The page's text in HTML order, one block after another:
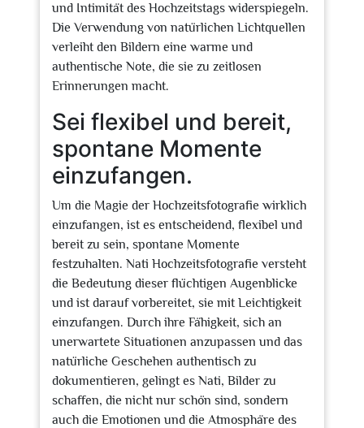
und Intimität des Hochzeitstags widerspiegeln.
Die Verwendung von natürlichen Lichtquellen
verleiht den Bildern eine warme und
authentische Note, die sie zu zeitlosen
Erinnerungen macht.
Sei flexibel und bereit,
spontane Momente
einzufangen.
Um die Magie der Hochzeitsfotografie wirklich
einzufangen, ist es entscheidend, flexibel und
bereit zu sein, spontane Momente
festzuhalten. Nati Hochzeitsfotografie versteht
die Bedeutung dieser flüchtigen Augenblicke
und ist darauf vorbereitet, sie mit Leichtigkeit
einzufangen. Durch ihre Fähigkeit, sich an
unerwartete Situationen anzupassen und das
natürliche Geschehen authentisch zu
dokumentieren, gelingt es Nati, Bilder zu
schaffen, die nicht nur schön sind, sondern
auch die Emotionen und die Atmosphäre des